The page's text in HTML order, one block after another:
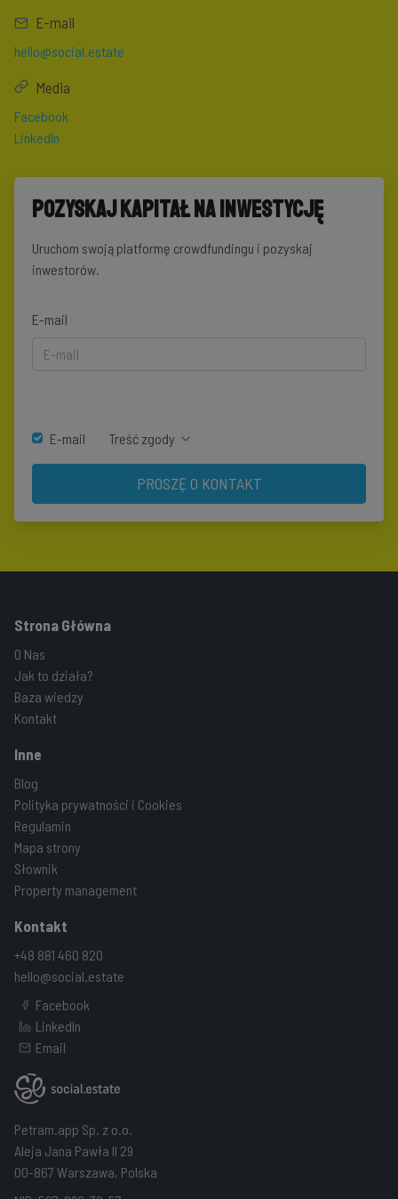
Pozyskaj kapitał na inwestycję
Uruchom swoją platformę crowdfundingu i pozyskaj
inwestorów.
E-mail
E-mail Treść zgody
PROSZĘ O KONTAKT
E-mail
hello@social.estate
Media
Facebook
LinkedIn
Strona Główna
O Nas
Jak to działa?
Baza wiedzy
Kontakt
Inne
Blog
Polityka prywatności i Cookies
Regulamin
Mapa strony
Słownik
Property management
Kontakt
+48 881 460 820
hello@social.estate
Facebook
LinkedIn
Email
Petram.app Sp. z o.o.
Aleja Jana Pawła II 29
00-867 Warszawa, Polska